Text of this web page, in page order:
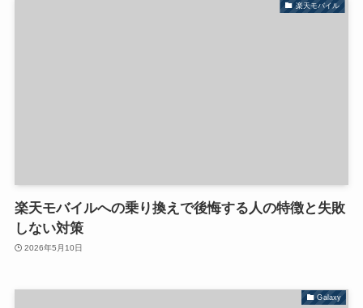
楽天モバイル
楽天モバイルへの乗り換えで後悔する人の特徴と失敗
しない対策
2026年5月10日
Galaxy